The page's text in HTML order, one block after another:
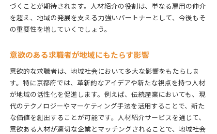
意欲を持った求職者が集う京都の人材紹介の特徴
求職者の多様なニーズに応えるサービス
意欲的な人材を育成するための支援
求職者の目を引く求人情報の提供
意欲ある求職者が選ぶ人材紹介の理由
人材紹介を選ぶ上での重要なポイント
京都府で意欲的に働くための人材紹介サービスの活用
法
理想の職場を見つけるためのステップ
づくことが期待されます。人材紹介の役割は、単なる雇用の仲介
を超え、地域の発展を支える力強いパートナーとして、今後もそ
の重要性を増していくでしょう。
意欲のある求職者が地域にもたらす影響
意欲的な求職者は、地域社会において多大な影響をもたらしま
す。特に京都府では、革新的なアイデアや新たな視点を持つ人材
が地域の活性化を促進します。例えば、伝統産業においても、現
代のテクノロジーやマーケティング手法を活用することで、新た
な価値を創出することが可能です。人材紹介サービスを通じて、
意欲ある人材が適切な企業とマッチングされることで、地域社会